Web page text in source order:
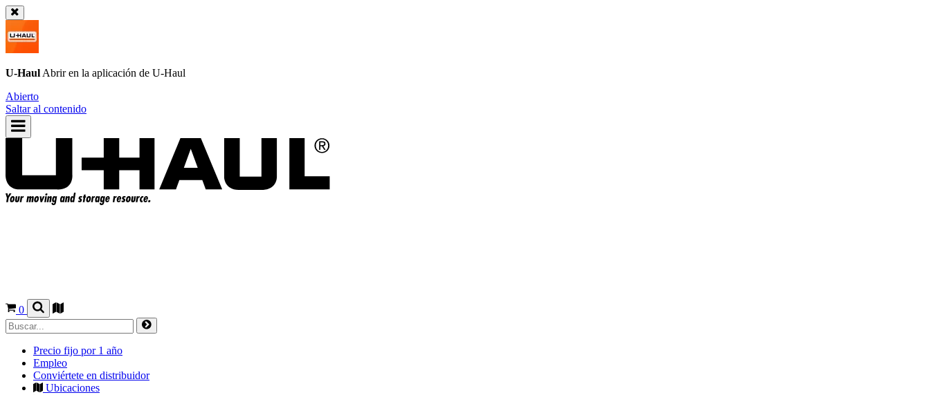
U-Haul Abrir en la aplicación de U-Haul
Abierto
Saltar al contenido
0
Precio fijo por 1 año
Empleo
Conviértete en distribuidor
Ubicaciones